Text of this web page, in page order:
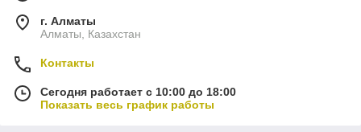
г. Алматы
Алматы, Казахстан
Контакты
Сегодня работает с 10:00 до 18:00
Показать весь график работы